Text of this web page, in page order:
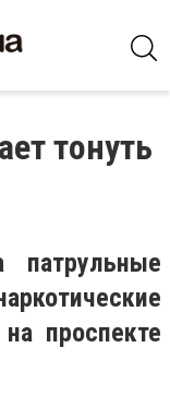
тонуть
патрульные
проспекте